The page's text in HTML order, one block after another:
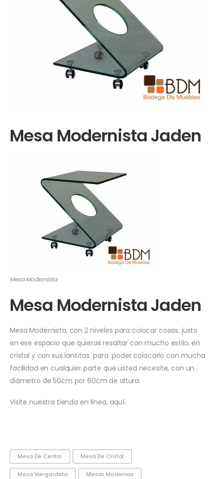
Mesa Modernista Jaden
Mesa Modernista
Mesa Modernista Jaden
Mesa Modernista, con 2 niveles para colocar cosas, justo
en ese espacio que quieras resaltar con mucho estilo, en
cristal y con sus lantitas para poder colocarlo con mucha
facilidad en cualquier parte que usted necesite, con un
diámetro de 50cm por 60cm de altura.
Visite nuestra tienda en línea, aquí.
Mesa De Centro Mesa De Cristal
Mesa Vangardista Mesas Modernas